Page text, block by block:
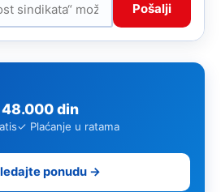
Pošalji
48.000 din
✓ Plaćanje u ratama
ponudu →